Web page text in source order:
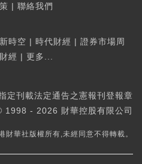
| 聯絡我們
新時空 | 時代財經 | 證券市場周
經 | 更多...
定刊載法定通告之憲報刊登報章
- 2026 財華控股有限公司
財華社版權所有,未經同意不得轉載。